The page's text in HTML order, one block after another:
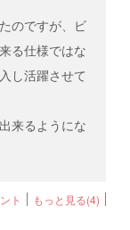
のですが、ビ
る仕様ではな
し活躍させて
来るようにな
ト もっと見る(4)